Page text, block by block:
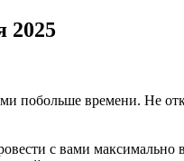
2025
побольше времени. Не
с вами